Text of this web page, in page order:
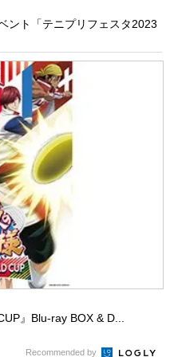
ント「テニプリフェスタ2023
』Blu-ray BOX & D...
Recommended by